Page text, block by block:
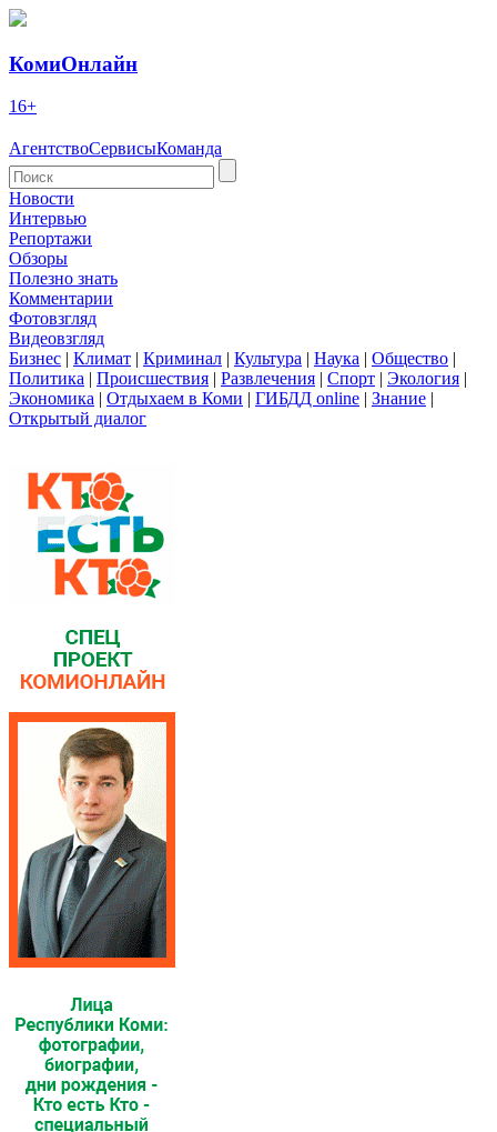
КомиОнлайн
16+
АгентствоСервисыКоманда
Новости
Интервью
Репортажи
Обзоры
Полезно знать
Комментарии
Фотовзгляд
Видеовзгляд
Бизнес | Климат | Криминал | Культура | Наука | Общество |
Политика | Происшествия | Развлечения | Спорт | Экология |
Экономика | Отдыхаем в Коми | ГИБДД online | Знание |
Открытый диалог